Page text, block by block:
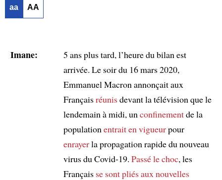
aa AA
Imane:
5 ans plus tard, l’heure du bilan est
arrivée. Le soir du 16 mars 2020,
Emmanuel Macron annonçait aux
Françaisréunisdevant la télévision que le
lendemain à midi, un confinementde la
population entrait en vigueurpour
enrayerla propagation rapide du nouveau
virus du Covid-19. Passé le choc, les
Français se sont pliés aux nouvelles